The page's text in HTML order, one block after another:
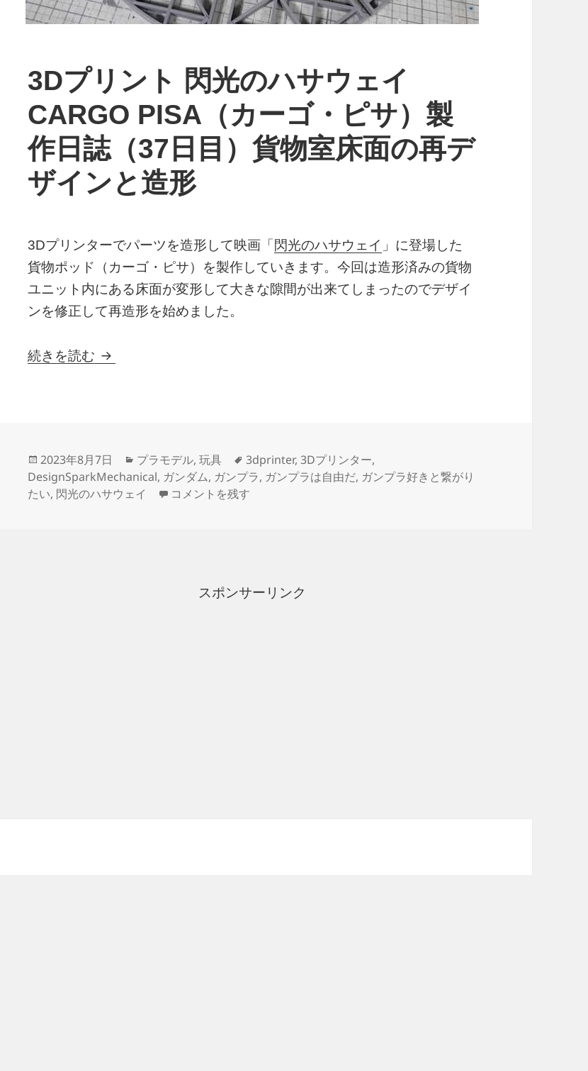
3Dプリント 閃光のハサウェイ
CARGO PISA（カーゴ・ピサ）製
作日誌（37日目）貨物室床面の再デ
ザインと造形
3Dプリンターでパーツを造形して映画「 閃光のハサウェイ 」に登場した
貨物ポッド（カーゴ・ピサ）を製作していきます。今回は造形済みの貨物
ユニット内にある床面が変形して大きな隙間が出来てしまったのでデザイ
ンを修正して再造形を始めました。
続きを読む 3Dプリント 閃光のハサウェイ CARGO PISA（カーゴ・ピサ）製作日誌（37日
投
稿
日:
2023年8月7日
カ
テ
ゴ
プラモデル,玩具
タ
グ
3dprinter,3Dプリンター,
DesignSparkMechanical, ガンダム, ガンプラ, ガンプラは自由だ, ガンプラ好きと繋がり
たい, 閃光のハサウェイ 3Dプリント 閃光のハサウェイ CARGO PISA（カーゴ・ピサ）製作日誌（37日目
コメントを残す
スポンサーリンク